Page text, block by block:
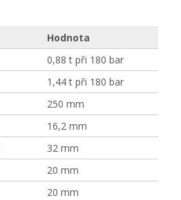
Hodnota
0,88 t při 180 bar
1,44 t při 180 bar
250 mm
16,2 mm
32 mm
20 mm
20 mm